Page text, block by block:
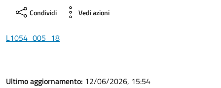
Condividi Vedi azioni
L1054_005_18
Ultimo aggiornamento: 12/06/2026, 15:54